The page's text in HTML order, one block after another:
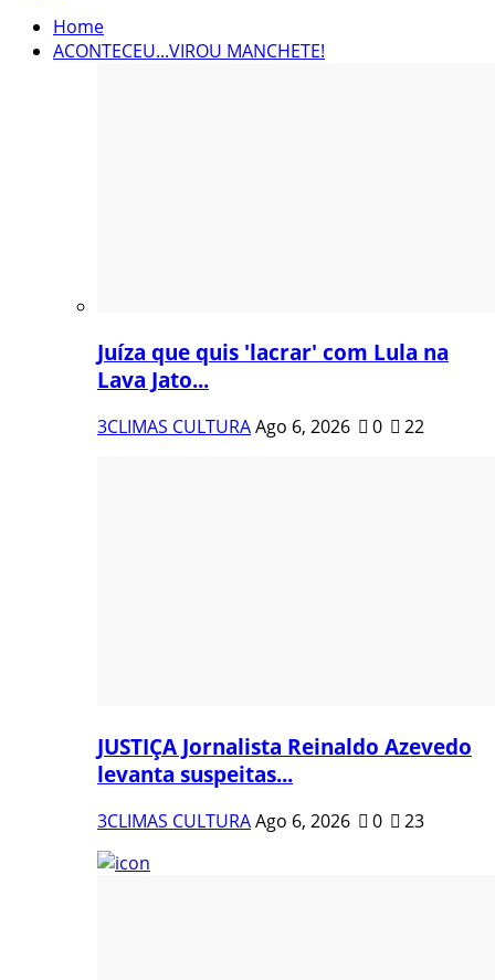
Home
ACONTECEU...VIROU MANCHETE!
Juíza que quis 'lacrar' com Lula na
Lava Jato...
3CLIMAS CULTURAAgo 6, 2026 0 22
JUSTIÇA Jornalista Reinaldo Azevedo
levanta suspeitas...
3CLIMAS CULTURAAgo 6, 2026 0 23